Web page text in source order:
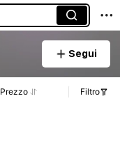
Segui
Prezzo Filtro